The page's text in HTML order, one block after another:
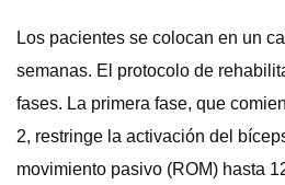
Los pacientes se colocan en un
semanas. El protocolo de
fases. La primera fase, que
2, restringe la activación del
movimiento pasivo (ROM) hasta